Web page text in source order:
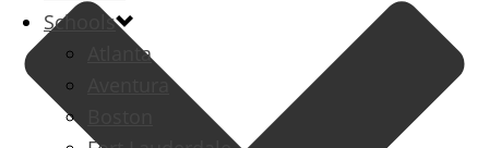
Schools
Atlanta
Aventura